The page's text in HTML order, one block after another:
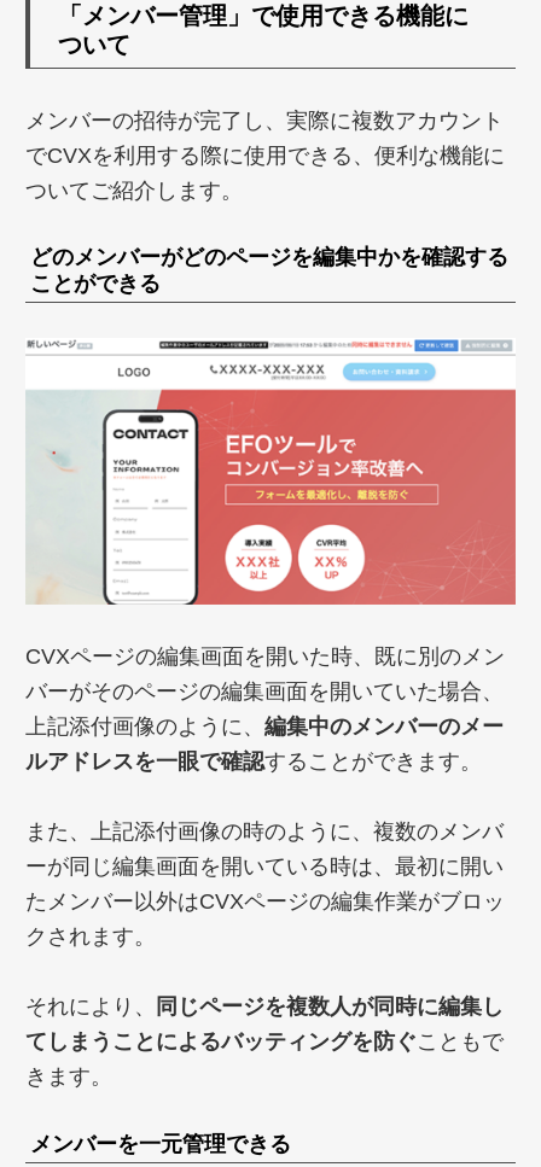
「メンバー管理」で使用できる機能に
ついて
メンバーの招待が完了し、実際に複数アカウント
でCVXを利用する際に使用できる、便利な機能に
ついてご紹介します。
どのメンバーがどのページを編集中かを確認する
ことができる
CVXページの編集画面を開いた時、既に別のメン
バーがそのページの編集画面を開いていた場合、
上記添付画像のように、 編集中のメンバーのメー
ルアドレスを一眼で確認することができます。
また、上記添付画像の時のように、複数のメンバ
ーが同じ編集画面を開いている時は、最初に開い
たメンバー以外はCVXページの編集作業がブロッ
クされます。
それにより、
同じページを複数人が同時に編集し
てしまうことによるバッティングを防ぐこともで
きます。
メンバーを一元管理できる